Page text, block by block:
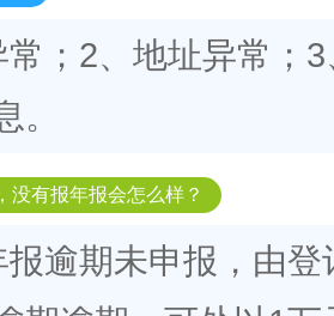
常；2、地址异常；
。
没有报年报会怎么样？
报逾期未申报，由